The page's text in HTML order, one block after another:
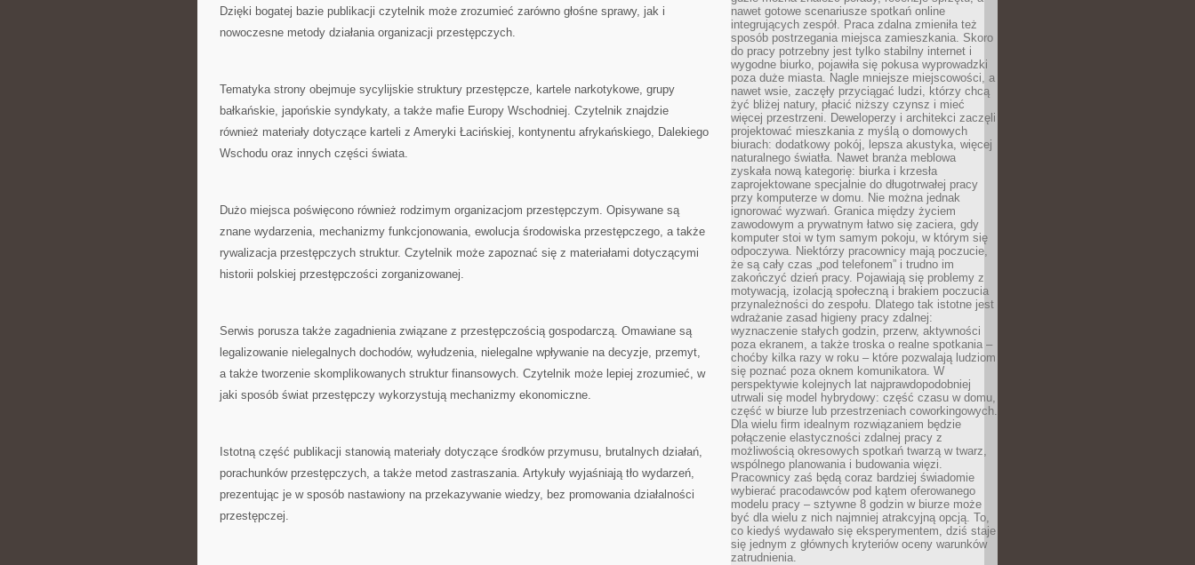
Dzięki bogatej bazie publikacji czytelnik może zrozumieć zarówno głośne sprawy, jak i
nowoczesne metody działania organizacji przestępczych.
Tematyka strony obejmuje sycylijskie struktury przestępcze, kartele narkotykowe, grupy
bałkańskie, japońskie syndykaty, a także mafie Europy Wschodniej. Czytelnik znajdzie
również materiały dotyczące karteli z Ameryki Łacińskiej, kontynentu afrykańskiego, Dalekiego
Wschodu oraz innych części świata.
Dużo miejsca poświęcono również rodzimym organizacjom przestępczym. Opisywane są
znane wydarzenia, mechanizmy funkcjonowania, ewolucja środowiska przestępczego, a także
rywalizacja przestępczych struktur. Czytelnik może zapoznać się z materiałami dotyczącymi
historii polskiej przestępczości zorganizowanej.
Serwis porusza także zagadnienia związane z przestępczością gospodarczą. Omawiane są
legalizowanie nielegalnych dochodów, wyłudzenia, nielegalne wpływanie na decyzje, przemyt,
a także tworzenie skomplikowanych struktur finansowych. Czytelnik może lepiej zrozumieć, w
jaki sposób świat przestępczy wykorzystują mechanizmy ekonomiczne.
Istotną część publikacji stanowią materiały dotyczące środków przymusu, brutalnych działań,
porachunków przestępczych, a także metod zastraszania. Artykuły wyjaśniają tło wydarzeń,
prezentując je w sposób nastawiony na przekazywanie wiedzy, bez promowania działalności
przestępczej.
nawet gotowe scenariusze spotkań online
integrujących zespół. Praca zdalna zmieniła też
sposób postrzegania miejsca zamieszkania. Skoro
do pracy potrzebny jest tylko stabilny internet i
wygodne biurko, pojawiła się pokusa wyprowadzki
poza duże miasta. Nagle mniejsze miejscowości, a
nawet wsie, zaczęły przyciągać ludzi, którzy chcą
żyć bliżej natury, płacić niższy czynsz i mieć
więcej przestrzeni. Deweloperzy i architekci zaczęli
projektować mieszkania z myślą o domowych
biurach: dodatkowy pokój, lepsza akustyka, więcej
naturalnego światła. Nawet branża meblowa
zyskała nową kategorię: biurka i krzesła
zaprojektowane specjalnie do długotrwałej pracy
przy komputerze w domu. Nie można jednak
ignorować wyzwań. Granica między życiem
zawodowym a prywatnym łatwo się zaciera, gdy
komputer stoi w tym samym pokoju, w którym się
odpoczywa. Niektórzy pracownicy mają poczucie,
że są cały czas „pod telefonem” i trudno im
zakończyć dzień pracy. Pojawiają się problemy z
motywacją, izolacją społeczną i brakiem poczucia
przynależności do zespołu. Dlatego tak istotne jest
wdrażanie zasad higieny pracy zdalnej:
wyznaczenie stałych godzin, przerw, aktywności
poza ekranem, a także troska o realne spotkania –
choćby kilka razy w roku – które pozwalają ludziom
się poznać poza oknem komunikatora. W
perspektywie kolejnych lat najprawdopodobniej
utrwali się model hybrydowy: część czasu w domu,
część w biurze lub przestrzeniach coworkingowych.
Dla wielu firm idealnym rozwiązaniem będzie
połączenie elastyczności zdalnej pracy z
możliwością okresowych spotkań twarzą w twarz,
wspólnego planowania i budowania więzi.
Pracownicy zaś będą coraz bardziej świadomie
wybierać pracodawców pod kątem oferowanego
modelu pracy – sztywne 8 godzin w biurze może
być dla wielu z nich najmniej atrakcyjną opcją. To,
co kiedyś wydawało się eksperymentem, dziś staje
się jednym z głównych kryteriów oceny warunków
zatrudnienia.